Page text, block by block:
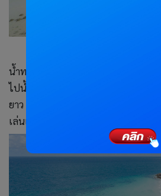
น้ำทะเลที่หาดเทียนสวยและใสมากกก
ไปน้ำจะลงค่อนข้างเยอะ จนเห็นโขด
ยาว แต่หาดทรายขาวๆ ก็สวยซะจนอด
เล่นเอาเท้าเหยียบทราย สัมผัสน้ำทะ